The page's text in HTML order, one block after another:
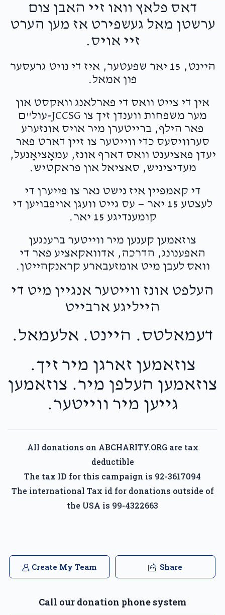
דאס פלאץ וואו זיי האבן צום
ערשטן מאל געשפירט אז מען הערט
זיי אויס.
היינט, 15 יאר שפעטער, איז די נויט גרעסער
פון אמאל.
אין די צייט וואס די פארלאנג וואקסט און
מער משפחות ווענדן זיך צו JCCSG-עול"ם
פאר הילף, ברייטערן מיר אויס אונזערע
סערוויסעס כדי ווייטער צו זיין דארט פאר
יעדן פאציענט וואס דארף אונז, עמאָציאָנעל,
מעדיציניש, סאציאל און פראקטיש.
די קאמפיין איז נישט נאר צו פייערן די
לעצטע 15 יאר — עס גייט וועגן אויפבויען די
קומענדיגע 15 יאר.
צוזאמען קענען מיר ווייטער ברענגען
האפענונג, הדרכה, אדוואקאציע פאר די
וואס לעבן מיט אומזעבארע קראנקהייטן.
העלפט אונז ווייטער אנגיין מיט די
הייליגע ארבייט
דעמאלטס. היינט. אלעמאל.
צוזאמען זארגן מיר זיך.
צוזאמען העלפן מיר. צוזאמען
גייען מיר ווייטער.
All donations on ABCHARITY.ORG are tax
deductible
The tax ID for this campaign is 92-3617094
The international Tax id for donations outside of
the USA is 99-4322663
Create My Team Share
Call our donation phone system